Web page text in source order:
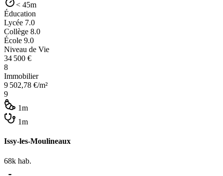
< 45m
Éducation
Lycée 7.0
Collège 8.0
École 9.0
Niveau de Vie
34 500 €
8
Immobilier
9 502,78 €/m²
9
1m
1m
Issy-les-Moulineaux
68k hab.